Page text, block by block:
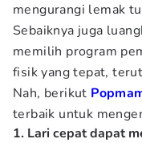
mengurangi lemak
Sebaiknya juga
memilih program
fisik yang tepat,
Nah, berikut
terbaik untuk
1. Lari cepat dapat